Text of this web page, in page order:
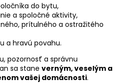
do bytu,
a spoločné aktivity,
prítulného a ostražitého
a hravú povahu.
pozornosť a správnu
sa stane verným, veselým a
vašej domácnosti.